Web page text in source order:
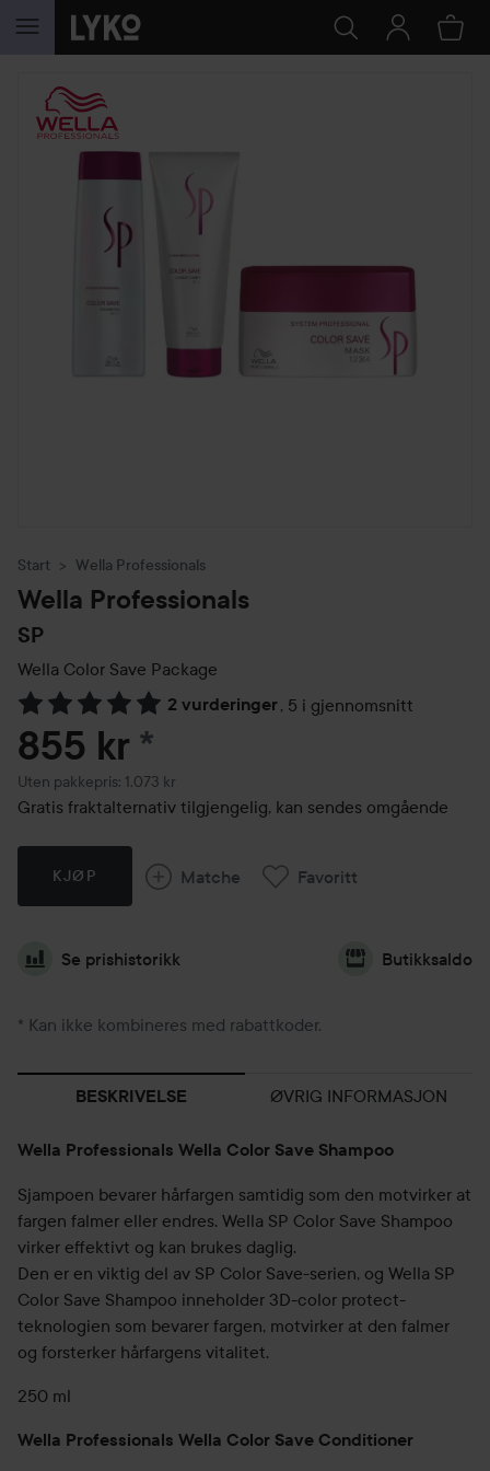
GÅ TIL INNHOLD
Start Wella Professionals
Wella Professionals
SP
Wella Color Save Package
2 vurderinger, 5 i gjennomsnitt
Gå til Vurderinger & anmeldelser
855 kr *
Uten pakkepris: 1.073 kr
Gratis fraktalternativ tilgjengelig, kan sendes omgående
KJØP Matche Favoritt
Se prishistorikk Butikksaldo
* Kan ikke kombineres med rabattkoder.
BESKRIVELSE ØVRIG INFORMASJON
Wella Professionals Wella Color Save Shampoo
Sjampoen bevarer hårfargen samtidig som den motvirker at
fargen falmer eller endres. Wella SP Color Save Shampoo
virker effektivt og kan brukes daglig.
Den er en viktig del av SP Color Save-serien, og Wella SP
Color Save Shampoo inneholder 3D-color protect-
teknologien som bevarer fargen, motvirker at den falmer
og forsterker hårfargens vitalitet.
250 ml
Wella Professionals Wella Color Save Conditioner